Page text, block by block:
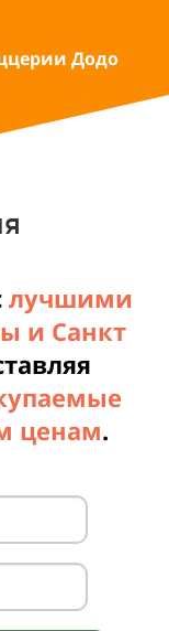
Додо
лучшими
и Санкт
ценам.